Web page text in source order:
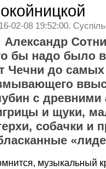
02-08 19:52:00.
Александр
бы надо было
Чечни до самых
с
и щуки,
собачки и
музыкальный